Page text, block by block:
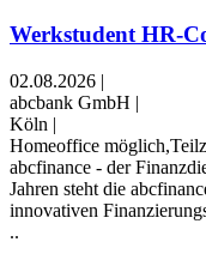
Werkstudent HR-
02.08.2026 |
abcbank GmbH |
Köln |
Homeoffice
abcfinance - der
Jahren steht die
innovativen
..